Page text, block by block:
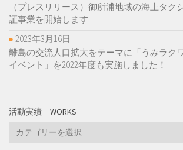
（プレスリリース）御所浦地域の海上タク
証事業を開始します
離島の交流人口拡大をテーマに「うみラク
イベント」を2022年度も実施しました！
2023年3月16日
活動実績 WORKS
動